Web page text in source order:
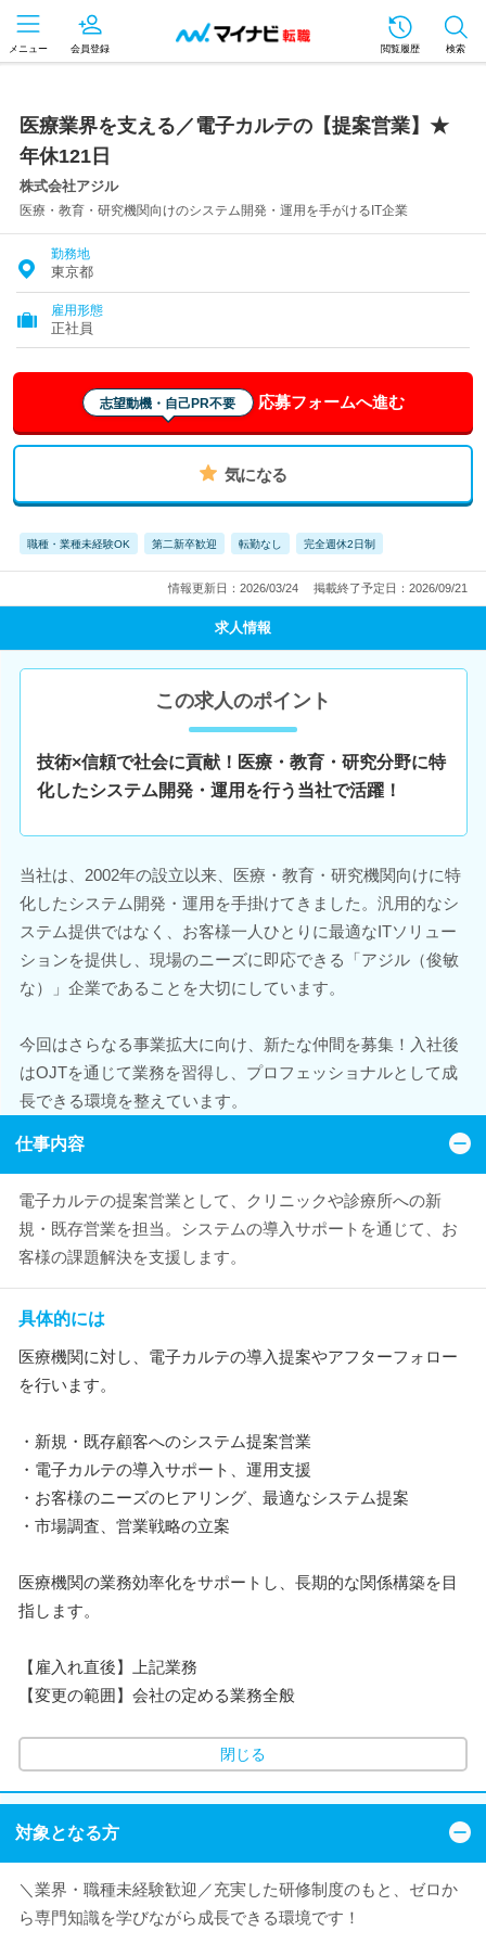
メニュー 会員登録 閲覧履歴 検索
医療業界を支える／電子カルテの【提案営業】★
年休121日
株式会社アジル
医療・教育・研究機関向けのシステム開発・運用を手がけるIT企業
勤務地
東京都
雇用形態
正社員
志望動機・自己PR不要 応募フォームへ進む
気になる
職種・業種未経験OK 第二新卒歓迎 転勤なし 完全週休2日制
情報更新日：2026/03/24 掲載終了予定日：2026/09/21
求人情報
この求人のポイント
技術×信頼で社会に貢献！医療・教育・研究分野に特
化したシステム開発・運用を行う当社で活躍！
当社は、2002年の設立以来、医療・教育・研究機関向けに特
化したシステム開発・運用を手掛けてきました。汎用的なシ
ステム提供ではなく、お客様一人ひとりに最適なITソリュー
ションを提供し、現場のニーズに即応できる「アジル（俊敏
な）」企業であることを大切にしています。
今回はさらなる事業拡大に向け、新たな仲間を募集！入社後
はOJTを通じて業務を習得し、プロフェッショナルとして成
長できる環境を整えています。
仕事内容
電子カルテの提案営業として、クリニックや診療所への新
規・既存営業を担当。システムの導入サポートを通じて、お
客様の課題解決を支援します。
具体的には
医療機関に対し、電子カルテの導入提案やアフターフォロー
を行います。
・新規・既存顧客へのシステム提案営業
・電子カルテの導入サポート、運用支援
・お客様のニーズのヒアリング、最適なシステム提案
・市場調査、営業戦略の立案
医療機関の業務効率化をサポートし、長期的な関係構築を目
指します。
【雇入れ直後】上記業務
【変更の範囲】会社の定める業務全般
閉じる
対象となる方
＼業界・職種未経験歓迎／充実した研修制度のもと、ゼロか
ら専門知識を学びながら成長できる環境です！